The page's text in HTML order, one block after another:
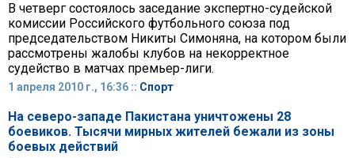
В четверг состоялось заседание экспертно-судейской
комиссии Российского футбольного союза под
председательством Никиты Симоняна, на котором были
рассмотрены жалобы клубов на некорректное
судейство в матчах премьер-лиги.
1 апреля 2010 г., 16:36 :: Спорт
На северо-западе Пакистана уничтожены 28
боевиков. Тысячи мирных жителей бежали из зоны
боевых действий